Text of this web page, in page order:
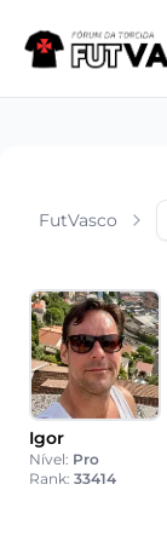
FutVasco
Igor
Nível: Pro
Rank: 33414